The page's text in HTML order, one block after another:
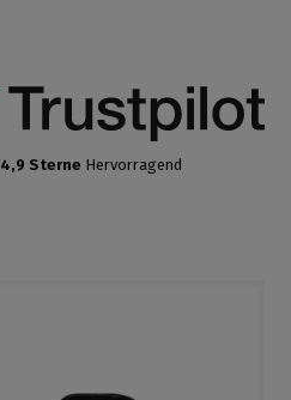
4,9 Sterne Hervorragend